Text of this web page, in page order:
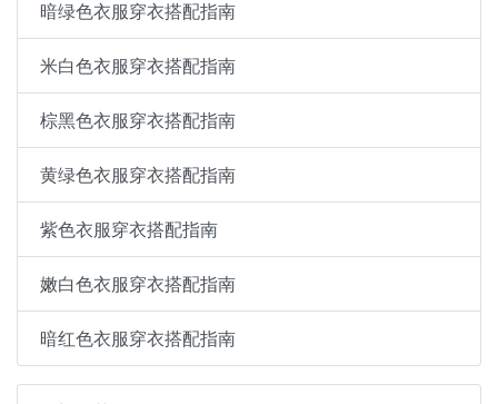
暗绿色衣服穿衣搭配指南
米白色衣服穿衣搭配指南
棕黑色衣服穿衣搭配指南
黄绿色衣服穿衣搭配指南
紫色衣服穿衣搭配指南
嫩白色衣服穿衣搭配指南
暗红色衣服穿衣搭配指南